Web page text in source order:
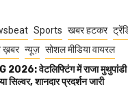
Sports खबर हटकर
ख़बर न्यूज़ सोशल मीडिया वायरल
2026: वेटलिफ्टिंग में राजा मुथुपांडी
सिल्वर, शानदार प्रदर्शन जारी